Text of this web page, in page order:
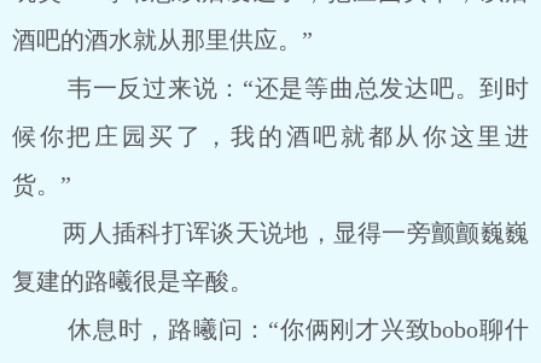
酒吧的酒水就从那里供应。”
韦一反过来说：“还是等曲总发达吧。到时
候你把庄园买了，我的酒吧就都从你这里进
货。”
两人插科打诨谈天说地，显得一旁颤颤巍巍
复建的路曦很是辛酸。
休息时，路曦问：“你俩刚才兴致bobo聊什